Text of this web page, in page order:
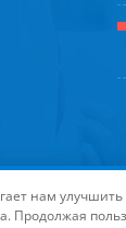
Университета
нам
Продолжая